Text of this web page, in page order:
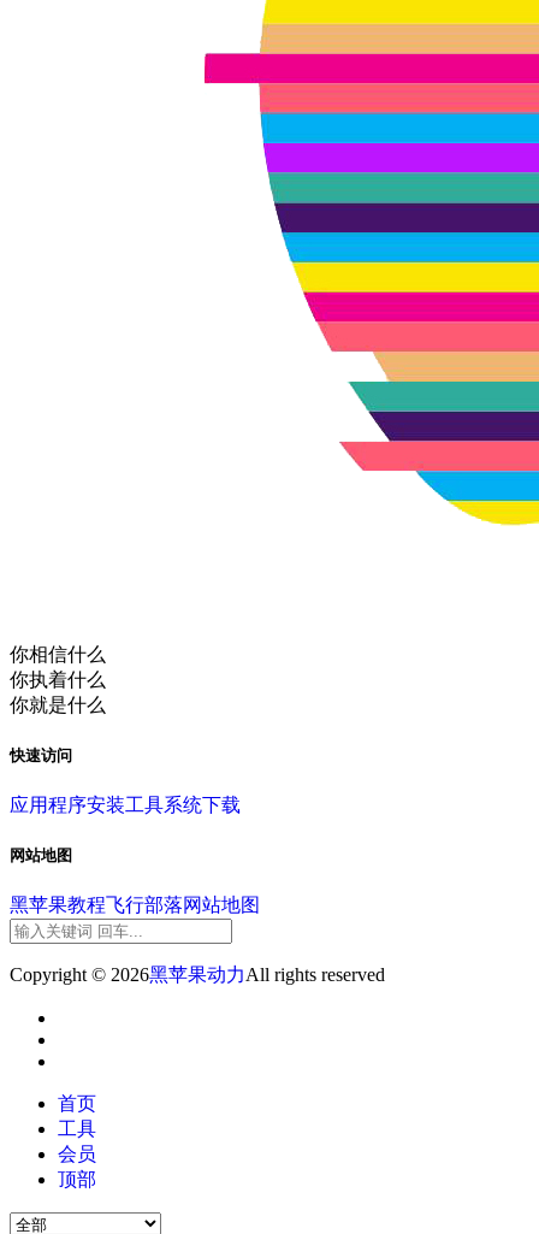
你相信什么
你执着什么
你就是什么
快速访问
应用程序安装工具系统下载
网站地图
黑苹果教程飞行部落网站地图
Copyright © 2026黑苹果动力All rights reserved
首页
工具
会员
顶部